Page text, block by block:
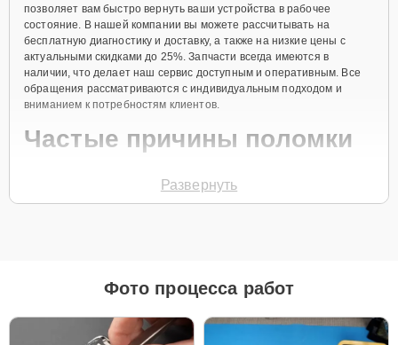
позволяет вам быстро вернуть ваши устройства в рабочее
состояние. В нашей компании вы можете рассчитывать на
бесплатную диагностику и доставку, а также на низкие цены с
актуальными скидками до 25%. Запчасти всегда имеются в
наличии, что делает наш сервис доступным и оперативным. Все
обращения рассматриваются с индивидуальным подходом и
вниманием к потребностям клиентов.
Частые причины поломки
Неисправности сенсора или дисплея
Проблемы с зарядкой и аккумулятором
Заявку на сайте. Специалист из службы заботы о
клиентах свяжется с вами в течение минуты для уточнения всех
Развернуть
Фото процесса работ